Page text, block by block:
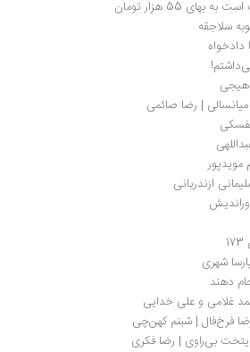
55 هزار تومان
سلاجقه
میانسالی | رضا صائمی
ازندریانی
شهری
دهند
غلامی و علی خدایی
فرخ‌فال | شبنم کهن‌چی
بی‌راوی | رضا فکری